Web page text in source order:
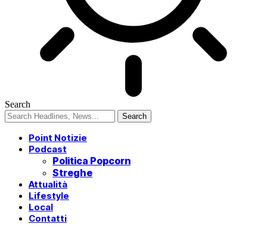
Search
Point Notizie
Podcast
Politica Popcorn
Streghe
Attualità
Lifestyle
Local
Contatti